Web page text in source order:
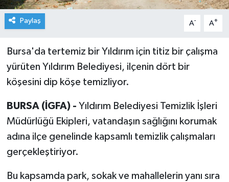
Paylaş A- A+
Bursa'da tertemiz bir Yıldırım için titiz bir çalışma
yürüten Yıldırım Belediyesi, ilçenin dört bir
köşesini dip köşe temizliyor.
BURSA (İGFA) - Yıldırım Belediyesi Temizlik İşleri
Müdürlüğü Ekipleri, vatandaşın sağlığını korumak
adına ilçe genelinde kapsamlı temizlik çalışmaları
gerçekleştiriyor.
Bu kapsamda park, sokak ve mahallelerin yanı sıra